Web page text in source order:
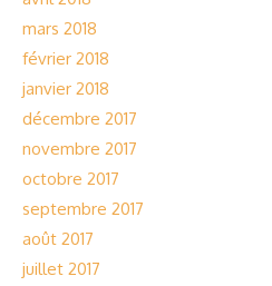
mars 2018
février 2018
janvier 2018
décembre 2017
novembre 2017
octobre 2017
septembre 2017
août 2017
juillet 2017